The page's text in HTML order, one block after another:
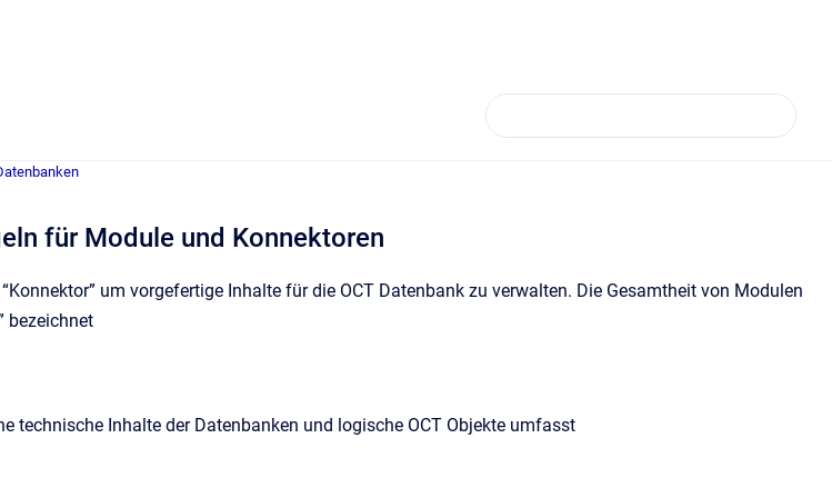
für Module und Konnektoren
um vorgefertige Inhalte für die OCT Datenbank zu verwalten. Die Gesamtheit von Modulen
bezeichnet
technische Inhalte der Datenbanken und logische OCT Objekte umfasst